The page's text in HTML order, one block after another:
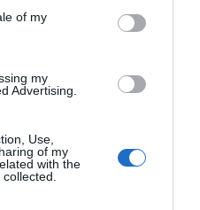
of my
my
Advertising.
Use,
of my
with the